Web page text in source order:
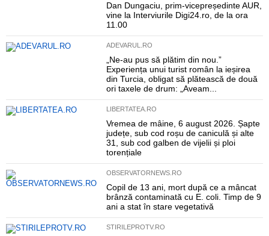
Dan Dungaciu, prim-vicepreședinte AUR,
vine la Interviurile Digi24.ro, de la ora
11.00
ADEVARUL.RO
„Ne-au pus să plătim din nou.”
Experiența unui turist român la ieșirea
din Turcia, obligat să plătească de două
ori taxele de drum: „Aveam...
LIBERTATEA.RO
Vremea de mâine, 6 august 2026. Șapte
județe, sub cod roșu de caniculă și alte
31, sub cod galben de vijelii și ploi
torențiale
OBSERVATORNEWS.RO
Copil de 13 ani, mort după ce a mâncat
brânză contaminată cu E. coli. Timp de 9
ani a stat în stare vegetativă
STIRILEPROTV.RO